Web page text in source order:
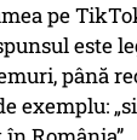
pe
este
până
exemplu: